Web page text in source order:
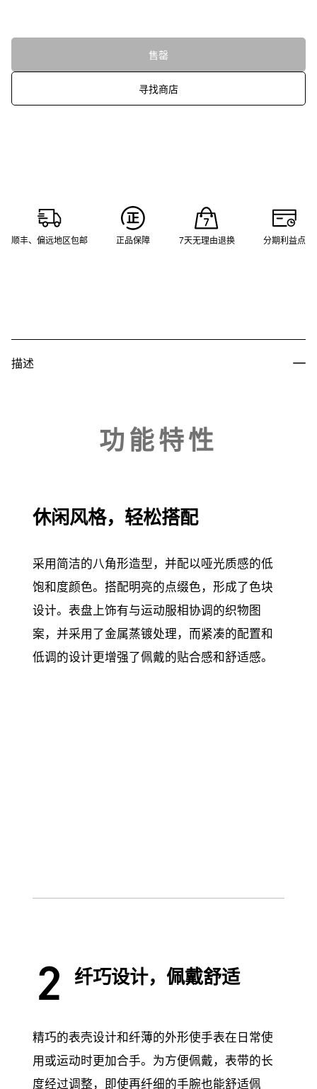
售罄
寻找商店
顺丰、偏远地区包邮 正品保障 7天无理由退换 分期利益点
描述
功能特性
休闲风格，轻松搭配
采用简洁的八角形造型，并配以哑光质感的低
饱和度颜色。搭配明亮的点缀色，形成了色块
设计。表盘上饰有与运动服相协调的织物图
案，并采用了金属蒸镀处理，而紧凑的配置和
纤巧设计，佩戴舒适
精巧的表壳设计和纤薄的外形使手表在日常使
用或运动时更加合手。为方便佩戴，表带的长